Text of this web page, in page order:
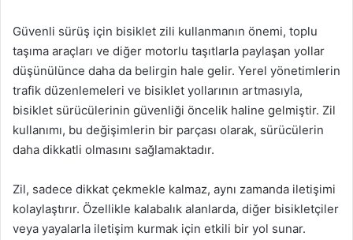
Güvenli sürüş için bisiklet zili kullanmanın önemi, toplu
taşıma araçları ve diğer motorlu taşıtlarla paylaşan yollar
düşünülünce daha da belirgin hale gelir. Yerel yönetimlerin
trafik düzenlemeleri ve bisiklet yollarının artmasıyla,
bisiklet sürücülerinin güvenliği öncelik haline gelmiştir. Zil
kullanımı, bu değişimlerin bir parçası olarak, sürücülerin
daha dikkatli olmasını sağlamaktadır.
Zil, sadece dikkat çekmekle kalmaz, aynı zamanda iletişimi
kolaylaştırır. Özellikle kalabalık alanlarda, diğer bisikletçiler
veya yayalarla iletişim kurmak için etkili bir yol sunar.